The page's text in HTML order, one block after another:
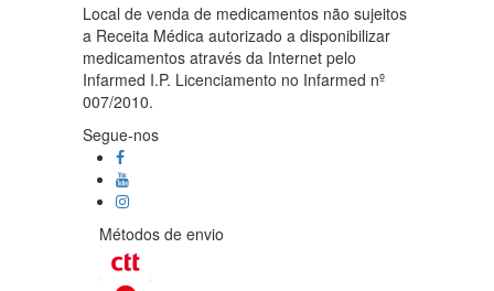
Local de venda de medicamentos não sujeitos
a Receita Médica autorizado a disponibilizar
medicamentos através da Internet pelo
Infarmed I.P. Licenciamento no Infarmed nº
007/2010.
Segue-nos
Métodos de envio